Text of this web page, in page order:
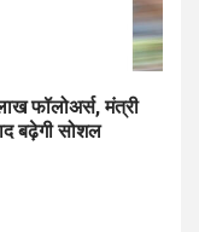
फॉलोअर्स, मंत्री
बढ़ेगी सोशल